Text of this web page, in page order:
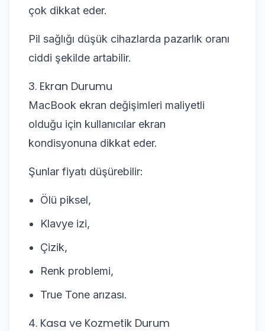
çok dikkat eder.
Pil sağlığı düşük cihazlarda pazarlık oranı
ciddi şekilde artabilir.
3. Ekran Durumu
MacBook ekran değişimleri maliyetli
olduğu için kullanıcılar ekran
kondisyonuna dikkat eder.
Şunlar fiyatı düşürebilir:
Ölü piksel,
Klavye izi,
Çizik,
Renk problemi,
True Tone arızası.
4. Kasa ve Kozmetik Durum